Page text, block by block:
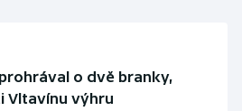
o dvě branky,
Vltavínu výhru